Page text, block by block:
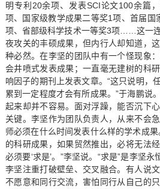
明专利20余项、发表SCI论文100余篇
项、国家级教学成果二等奖1项、首届国
项、省部级科学技术一等奖3项……这一
夜攻关的丰硕成果，但内行人却知道，
种必然。在李坚的团队中有一个怪现象
会井喷式发表成果；一直毫无建树的科
响因子的期刊上发表文章。“这只说明，
累到一定程度才会有所成果。”于海鹏说
起来却并不容易。面对浮躁，能否沉下
关键。李坚作为团队负责人，从来不会
师必须在什么时间发表什么样的学术成
的科研成果，如果贸然推出，必将无法
必须要‘求是’。”李坚说。“求是”是李坚永
李坚注重打破壁垒、交叉融合。有人说
不愿意和同行交流，害怕同行从自己的